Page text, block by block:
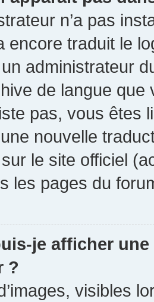
n’a pas
encore traduit le
administrateur
de langue
pas, vous êtes
nouvelle
le site officiel
les pages du
je afficher
?
visibles